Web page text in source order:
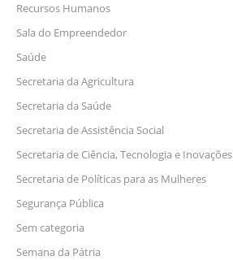
Recursos Humanos
Sala do Empreendedor
Saúde
Secretaria da Agricultura
Secretaria da Saúde
Secretaria de Assistência Social
Secretaria de Ciência, Tecnologia e Inovações
Secretaria de Políticas para as Mulheres
Segurança Pública
Sem categoria
Semana da Pátria